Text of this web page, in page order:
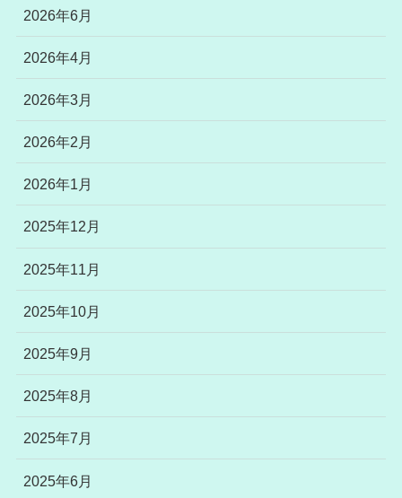
2026年6月
2026年4月
2026年3月
2026年2月
2026年1月
2025年12月
2025年11月
2025年10月
2025年9月
2025年8月
2025年7月
2025年6月